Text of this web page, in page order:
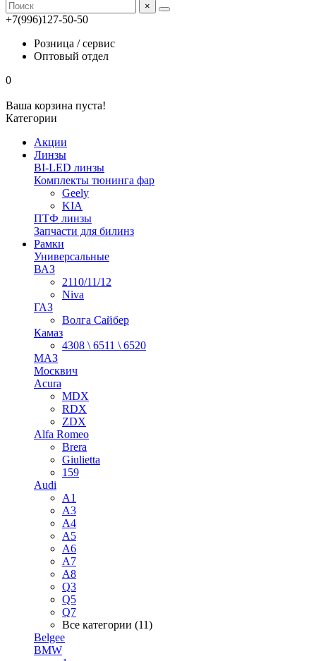
×
+7(996)127-50-50
Розница / сервис
Оптовый отдел
0
Ваша корзина пуста!
Категории
Акции
Линзы
BI-LED линзы
Комплекты тюнинга фар
Geely
KIA
ПТФ линзы
Запчасти для билинз
Рамки
Универсальные
ВАЗ
2110/11/12
Niva
ГАЗ
Волга Сайбер
Камаз
4308 \ 6511 \ 6520
МАЗ
Москвич
Acura
MDX
RDX
ZDX
Alfa Romeo
Brera
Giulietta
159
Audi
A1
A3
A4
A5
A6
A7
A8
Q3
Q5
Q7
Все категории (11)
Belgee
BMW